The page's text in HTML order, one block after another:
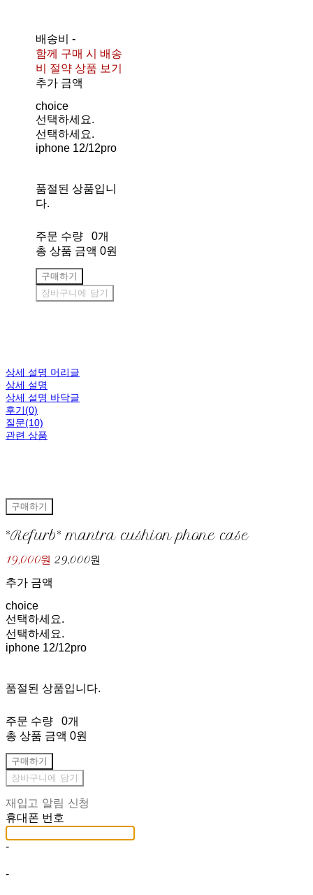
배송비-
함께 구매 시 배송
비 절약 상품 보기
추가 금액
choice
선택하세요.
선택하세요.
iphone 12/12pro
품절된 상품입니
다.
주문 수량
0개
총 상품 금액 0원
구매하기
장바구니에 담기
상세 설명 머리글
상세 설명
상세 설명 바닥글
후기(0)
질문(10)
관련 상품
구매하기
*Refurb* mantra cushion phone case
19,000원 29,000원
추가 금액
choice
선택하세요.
선택하세요.
iphone 12/12pro
품절된 상품입니다.
주문 수량
0개
총 상품 금액 0원
구매하기
장바구니에 담기
재입고 알림 신청
휴대폰 번호
-
-